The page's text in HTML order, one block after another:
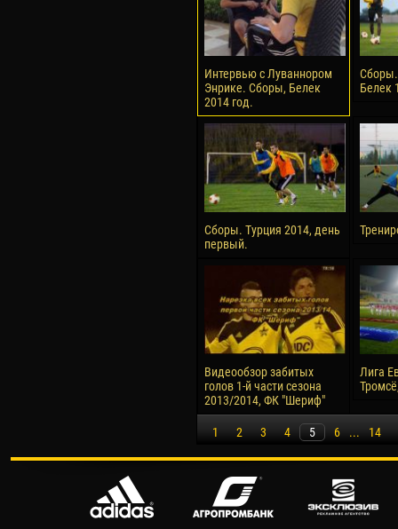
Интервью с Луваннором
Энрике. Сборы, Белек
2014 год.
Сборы.
Белек
Сборы. Турция 2014, день
первый.
Видеообзор забитых
голов 1-й части сезона
2013/2014, ФК "Шериф"
Лига
1 2 3 4 5 6 ... 14